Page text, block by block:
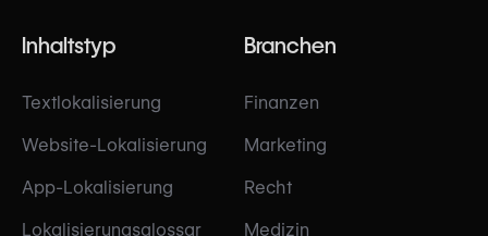
Inhaltstyp
Textlokalisierung
Website-Lokalisierung
App-Lokalisierung
Lokalisierungsglossar
Branchen
Finanzen
Marketing
Recht
Medizin